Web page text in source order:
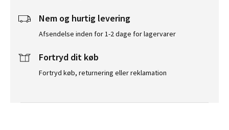
Nem og hurtig levering
Afsendelse inden for 1-2 dage for lagervarer
Fortryd dit køb
Fortryd køb, returnering eller reklamation